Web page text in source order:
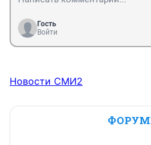
Гость
Войти
Новости СМИ2